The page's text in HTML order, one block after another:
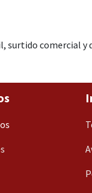
surtido comercial